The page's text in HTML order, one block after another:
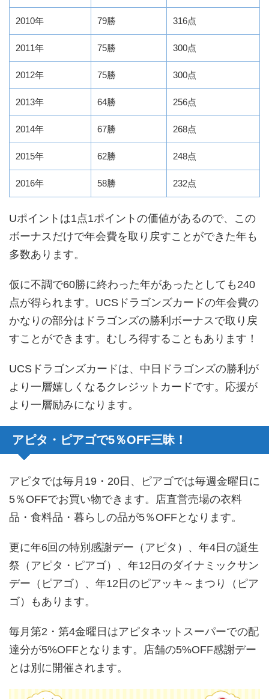
2010年 79勝 316点
2011年 75勝 300点
2012年 75勝 300点
2013年 64勝 256点
2014年 67勝 268点
2015年 62勝 248点
2016年 58勝 232点
Uポイントは1点1ポイントの価値があるので、この
ボーナスだけで年会費を取り戻すことができた年も
多数あります。
仮に不調で60勝に終わった年があったとしても240
点が得られます。UCSドラゴンズカードの年会費の
かなりの部分はドラゴンズの勝利ボーナスで取り戻
すことができます。むしろ得することもあります！
UCSドラゴンズカードは、中日ドラゴンズの勝利が
より一層嬉しくなるクレジットカードです。応援が
より一層励みになります。
アピタ・ピアゴで5％OFF三昧！
アピタでは毎月19・20日、ピアゴでは毎週金曜日に
5％OFFでお買い物できます。店直営売場の衣料
品・食料品・暮らしの品が5％OFFとなります。
更に年6回の特別感謝デー（アピタ）、年4日の誕生
祭（アピタ・ピアゴ）、年12日のダイナミックサン
デー（ピアゴ）、年12日のピアッキ～まつり（ピア
ゴ）もあります。
毎月第2・第4金曜日はアピタネットスーパーでの配
達分が5%OFFとなります。店舗の5%OFF感謝デー
とは別に開催されます。